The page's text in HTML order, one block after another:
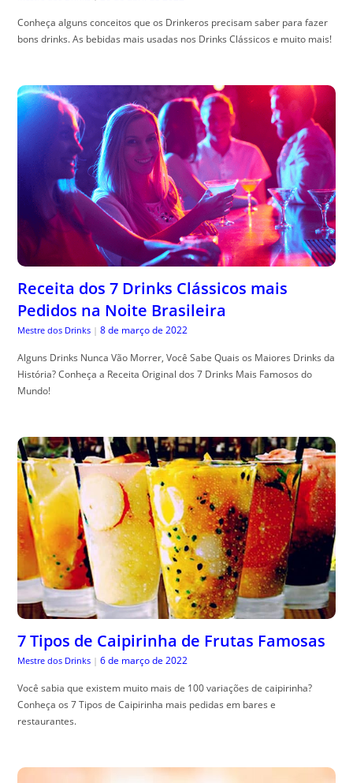
Conheça alguns conceitos que os Drinkeros precisam saber para fazer
bons drinks. As bebidas mais usadas nos Drinks Clássicos e muito mais!
Receita dos 7 Drinks Clássicos mais
Pedidos na Noite Brasileira
Mestre dos Drinks | 8 de março de 2022
Alguns Drinks Nunca Vão Morrer, Você Sabe Quais os Maiores Drinks da
História? Conheça a Receita Original dos 7 Drinks Mais Famosos do
Mundo!
7 Tipos de Caipirinha de Frutas Famosas
Mestre dos Drinks | 6 de março de 2022
Você sabia que existem muito mais de 100 variações de caipirinha?
Conheça os 7 Tipos de Caipirinha mais pedidas em bares e
restaurantes.